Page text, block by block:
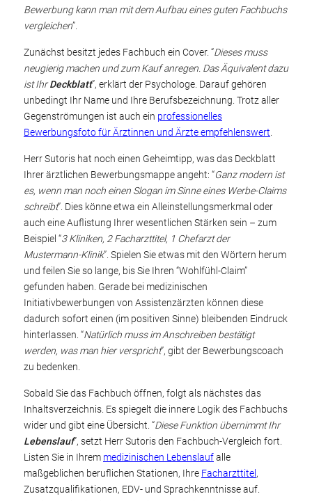
Bewerbung kann man mit dem Aufbau eines guten Fachbuchs
vergleichen”.
Zunächst besitzt jedes Fachbuch ein Cover. “Dieses muss
neugierig machen und zum Kauf anregen. Das Äquivalent dazu
ist IhrDeckblatt”, erklärt der Psychologe. Darauf gehören
unbedingt Ihr Name und Ihre Berufsbezeichnung. Trotz aller
Gegenströmungen ist auch ein professionelles
Bewerbungsfoto für Ärztinnen und Ärzte empfehlenswert
Herr Sutoris hat noch einen Geheimtipp, was das Deckblatt
Ihrer ärztlichen Bewerbungsmappe angeht: “Ganz modern ist
es, wenn man noch einen Slogan im Sinne eines Werbe-Claims
schreibt”. Dies könne etwa ein Alleinstellungsmerkmal oder
auch eine Auflistung Ihrer wesentlichen Stärken sein – zum
Beispiel “3 Kliniken, 2 Facharzttitel, 1 Chefarzt der
Mustermann-Klinik”. Spielen Sie etwas mit den Wörtern herum
und feilen Sie so lange, bis Sie Ihren “Wohlfühl-Claim”
gefunden haben. Gerade bei medizinischen
Initiativbewerbungen von Assistenzärzten können diese
dadurch sofort einen (im positiven Sinne) bleibenden Eindruck
hinterlassen. “Natürlich muss im Anschreiben bestätigt
werden, was man hier verspricht”, gibt der Bewerbungscoach
zu bedenken.
Sobald Sie das Fachbuch öffnen, folgt als nächstes das
Inhaltsverzeichnis. Es spiegelt die innere Logik des Fachbuchs
wider und gibt eine Übersicht. “Diese Funktion übernimmt Ihr
Lebenslauf”, setzt Herr Sutoris den Fachbuch-Vergleich fort.
Listen Sie in Ihrem medizinischen Lebenslaufalle
maßgeblichen beruflichen Stationen, Ihre Facharzttitel ,
Zusatzqualifikationen, EDV- und Sprachkenntnisse auf.